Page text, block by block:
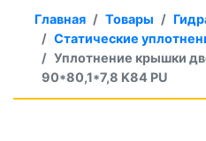
Главная Товары
Статические
Уплотнение крышки
90*80,1*7,8 K84 PU